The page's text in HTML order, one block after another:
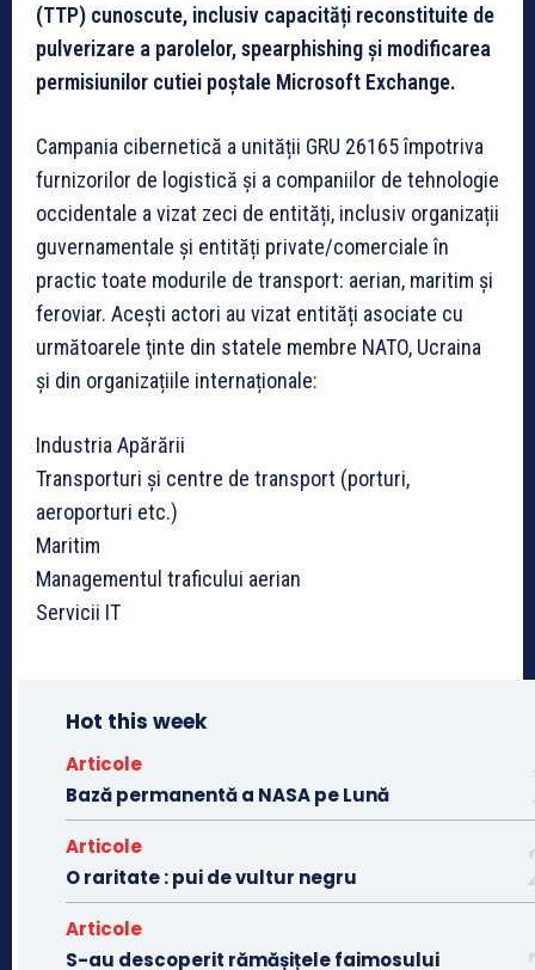
(TTP) cunoscute, inclusiv capacități reconstituite de
pulverizare a parolelor, spearphishing și modificarea
permisiunilor cutiei poștale Microsoft Exchange.
Campania cibernetică a unității GRU 26165 împotriva
furnizorilor de logistică și a companiilor de tehnologie
occidentale a vizat zeci de entități, inclusiv organizații
guvernamentale și entități private/comerciale în
practic toate modurile de transport: aerian, maritim și
feroviar. Acești actori au vizat entități asociate cu
următoarele ţinte din statele membre NATO, Ucraina
și din organizațiile internaționale:
Industria Apărării
Transporturi și centre de transport (porturi,
aeroporturi etc.)
Maritim
Managementul traficului aerian
Servicii IT
Hot this week
Articole
Bază permanentă a NASA pe Lună
Articole
O raritate : pui de vultur negru
Articole
S-au descoperit rămășițele faimosului